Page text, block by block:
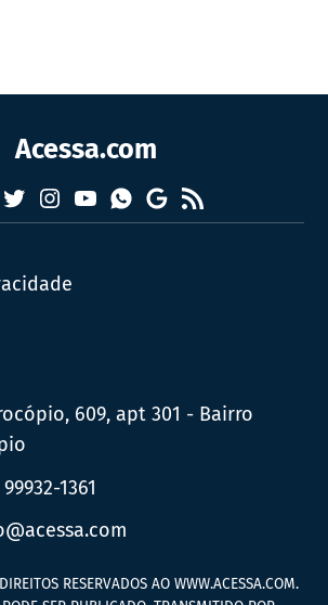
Acessa.com
TwitterInstagram
YouTubeWhatsapp
Google
News
RSS
609, apt 301 - Bairro
1361
RESERVADOS AO WWW.ACESSA.COM.